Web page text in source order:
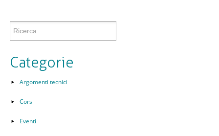
Categorie
Argomenti tecnici
Corsi
Eventi